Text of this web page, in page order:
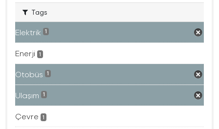
Tags
Elektrik 1
Enerji 1
Otobüs 1
Ulaşım 1
Çevre 1